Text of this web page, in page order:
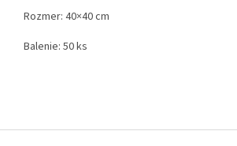
Rozmer: 40×40 cm
Balenie: 50 ks